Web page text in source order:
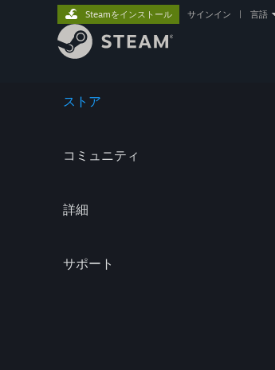
ストア
コミュニティ
詳細
サポート
Steamをインストール サインイン 言語